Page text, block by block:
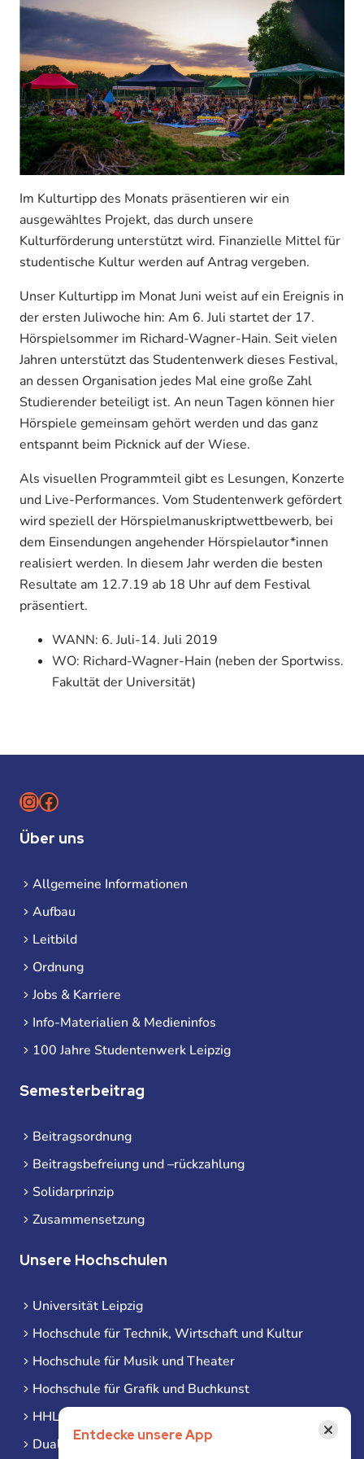
Im Kulturtipp des Monats präsentieren wir ein
ausgewähltes Projekt, das durch unsere
Kulturförderung unterstützt wird. Finanzielle Mittel für
studentische Kultur werden auf Antrag vergeben.
Unser Kulturtipp im Monat Juni weist auf ein Ereignis in
der ersten Juliwoche hin: Am 6. Juli startet der 17.
Hörspielsommer im Richard-Wagner-Hain. Seit vielen
Jahren unterstützt das Studentenwerk dieses Festival,
an dessen Organisation jedes Mal eine große Zahl
Studierender beteiligt ist. An neun Tagen können hier
Hörspiele gemeinsam gehört werden und das ganz
entspannt beim Picknick auf der Wiese.
Als visuellen Programmteil gibt es Lesungen, Konzerte
und Live-Performances. Vom Studentenwerk gefördert
wird speziell der Hörspielmanuskriptwettbewerb, bei
dem Einsendungen angehender Hörspielautor*innen
realisiert werden. In diesem Jahr werden die besten
Resultate am 12.7.19 ab 18 Uhr auf dem Festival
präsentiert.
WANN: 6. Juli-14. Juli 2019
WO: Richard-Wagner-Hain (neben der Sportwiss.
Fakultät der Universität)
Instagram
Facebook
Über uns
Allgemeine Informationen
Aufbau
Leitbild
Ordnung
Jobs & Karriere
Info-Materialien & Medieninfos
100 Jahre Studentenwerk Leipzig
Semesterbeitrag
Beitragsordnung
Beitragsbefreiung und –rückzahlung
Solidarprinzip
Zusammensetzung
Unsere Hochschulen
Universität Leipzig
Hochschule für Technik, Wirtschaft und Kultur
Hochschule für Musik und Theater
Hochschule für Grafik und Buchkunst
HHL Leipzig
Duale Hochschule Sachsen (DHSN) am Standort
Entdecke unsere App ×